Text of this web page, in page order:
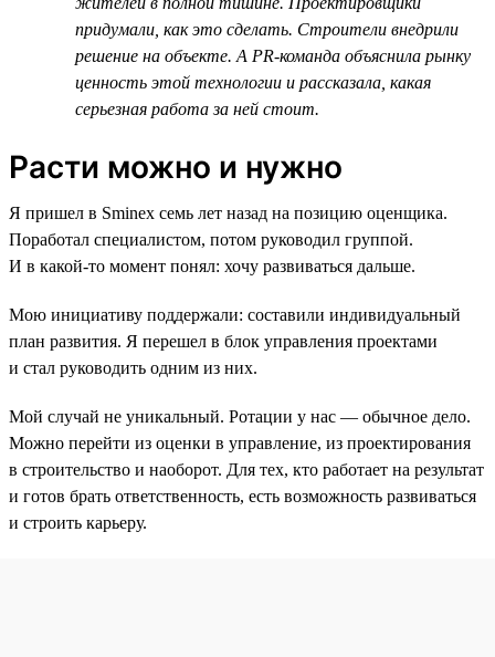
придумали, как это сделать. Строители внедрили
решение на объекте. А PR-команда объяснила рынку
ценность этой технологии и рассказала, какая
серьезная работа за ней стоит.
Расти можно и нужно
Я пришел в Sminex семь лет назад на позицию оценщика.
Поработал специалистом, потом руководил группой.
И в какой-то момент понял: хочу развиваться дальше.
Мою инициативу поддержали: составили индивидуальный
план развития. Я перешел в блок управления проектами
и стал руководить одним из них.
Мой случай не уникальный. Ротации у нас — обычное дело.
Можно перейти из оценки в управление, из проектирования
в строительство и наоборот. Для тех, кто работает на результат
и готов брать ответственность, есть возможность развиваться
и строить карьеру.